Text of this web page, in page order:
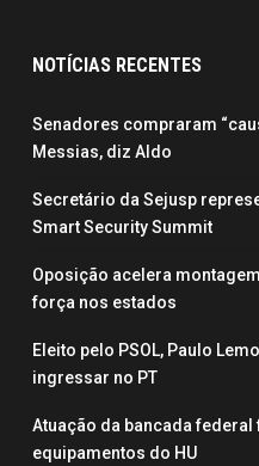
NOTÍCIAS RECENTES
Senadores compraram
Messias, diz Aldo
Secretário da Sejusp
Smart Security Summit
Oposição acelera
força nos estados
Eleito pelo PSOL, Paulo
ingressar no PT
Atuação da bancada
equipamentos do HU